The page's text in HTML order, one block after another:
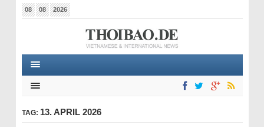
08 08 2026
TAG: 13. APRIL 2026